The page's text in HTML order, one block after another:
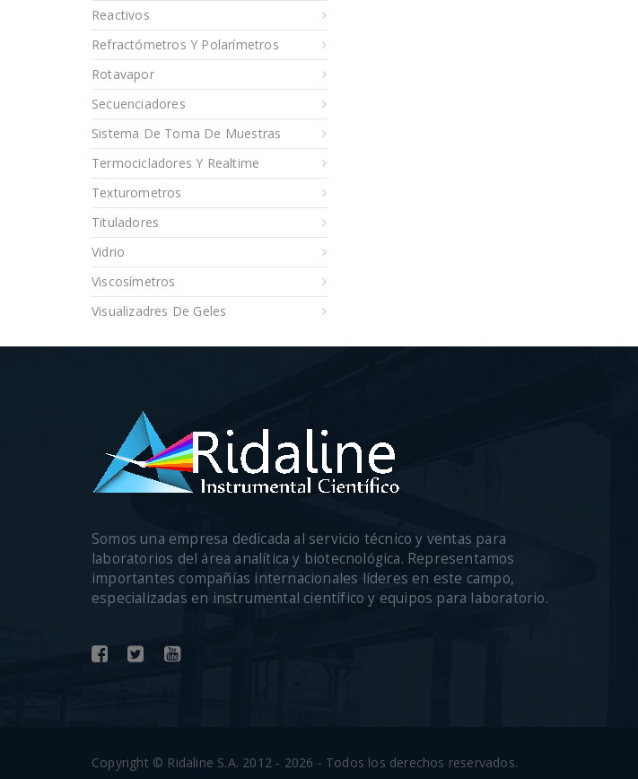
Reactivos
Refractómetros Y Polarímetros
Rotavapor
Secuenciadores
Sistema De Toma De Muestras
Termocicladores Y Realtime
Texturometros
Tituladores
Vidrio
Viscosímetros
Visualizadres De Geles
Somos una empresa dedicada al servicio técnico y ventas para
laboratorios del área analítica y biotecnológica. Representamos
importantes compañías internacionales líderes en este campo,
especializadas en instrumental científico y equipos para laboratorio.
Copyright © Ridaline S.A. 2012 - 2026 - Todos los derechos reservados.